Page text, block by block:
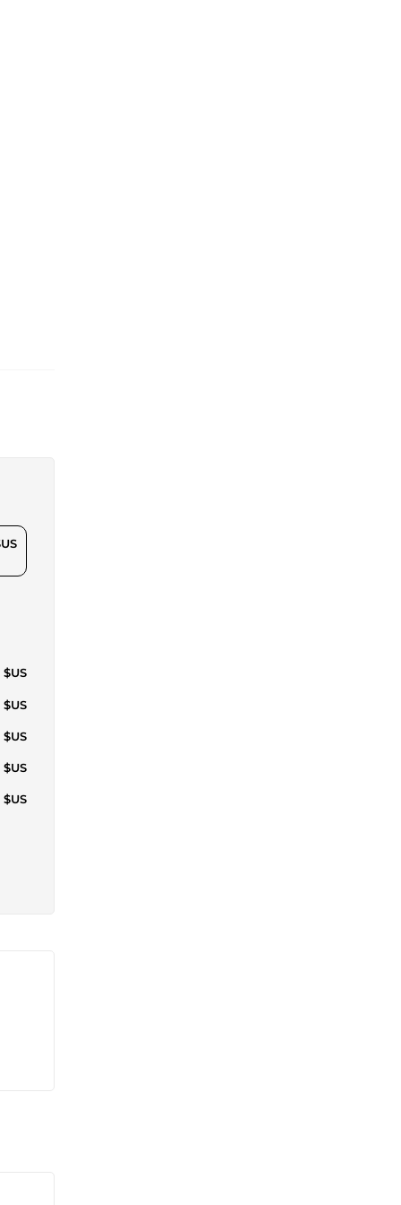
$US
$US
$US
$US
$US